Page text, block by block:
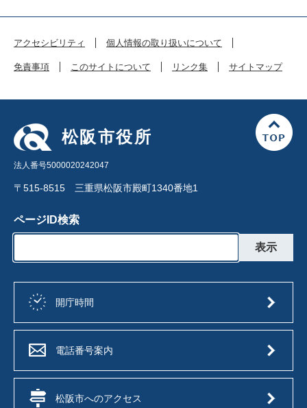
アクセシビリティ 個人情報の取り扱いについて
免責事項 このサイトについて リンク集 サイトマップ
松阪市役所
法人番号5000020242047
〒515-8515 三重県松阪市殿町1340番地1
ページID検索
開庁時間
電話番号案内
松阪市へのアクセス